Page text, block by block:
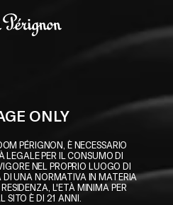
ONLY
PÉRIGNON, È NECESSARIO
LEGALE PER IL CONSUMO DI
NEL PROPRIO LUOGO DI
UNA NORMATIVA IN MATERIA
L'ETÀ MINIMA PER
SITO È DI 21 ANNI.